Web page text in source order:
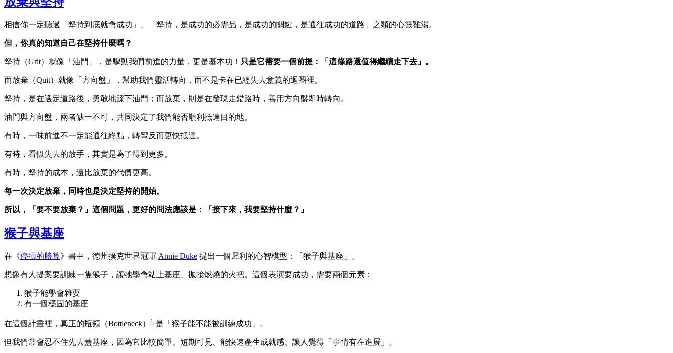
相信你一定聽過「堅持到底就會成功」、「堅持，是成功的必需品，是成功的關鍵，是通往成功的道路」之類的心靈雞湯。
但，你真的知道自己在堅持什麼嗎？
堅持（Grit）就像「油門」，是驅動我們前進的力量，更是基本功！ 只是它需要一個前提：「這條路還值得繼續走下去」。
而放棄（Quit）就像「方向盤」，幫助我們靈活轉向，而不是卡在已經失去意義的迴圈裡。
堅持，是在選定道路後，勇敢地踩下油門；而放棄，則是在發現走錯路時，善用方向盤即時轉向。
油門與方向盤，兩者缺一不可，共同決定了我們能否順利抵達目的地。
有時，一味前進不一定能通往終點，轉彎反而更快抵達。
有時，看似失去的放手，其實是為了得到更多。
有時，堅持的成本，遠比放棄的代價更高。
每一次決定放棄，同時也是決定堅持的開始。
所以，「要不要放棄？」這個問題，更好的問法應該是：「接下來，我要堅持什麼？」
猴子與基座
在《停損的勝算》書中，德州撲克世界冠軍 Annie Duke 提出一個犀利的心智模型：「猴子與基座」。
想像有人提案要訓練一隻猴子，讓牠學會站上基座、拋接燃燒的火把。這個表演要成功，需要兩個元素：
猴子能學會雜耍
有一個穩固的基座
在這個計畫裡，真正的瓶頸（Bottleneck） 1 是「猴子能不能被訓練成功」。
但我們常會忍不住先去蓋基座，因為它比較簡單、短期可見、能快速產生成就感、讓人覺得「事情有在進展」。